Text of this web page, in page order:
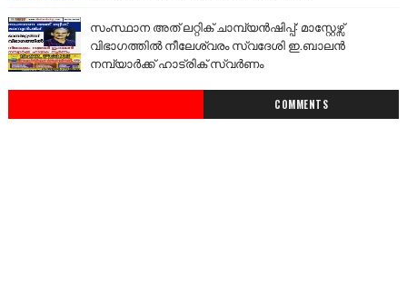
സംസ്ഥാന അത് ലറ്റിക് ചാമ്പ്യൻഷിപ്പ്: മാസ്റ്റേഴ്സ്
വിഭാഗത്തിൽ നീലേശ്വരം സ്വദേശി ഇ.ബാലൻ
നമ്പ്യാർക്ക് ഹാട്രിക് സ്വർണം
COMMENTS